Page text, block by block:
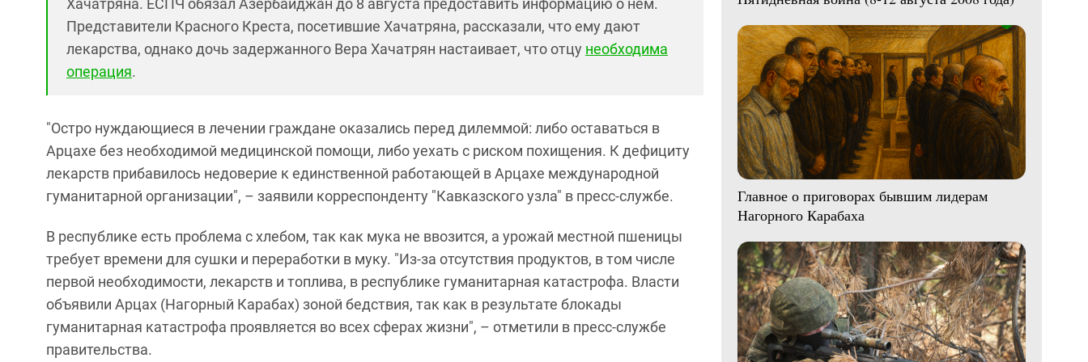
Хачатряна. ЕСПЧ обязал Азербайджан до 8 августа предоставить информацию о нем.
Представители Красного Креста, посетившие Хачатряна, рассказали, что ему дают
лекарства, однако дочь задержанного Вера Хачатрян настаивает, что отцу необходима
операция.
"Остро нуждающиеся в лечении граждане оказались перед дилеммой: либо оставаться в
Арцахе без необходимой медицинской помощи, либо уехать с риском похищения. К дефициту
лекарств прибавилось недоверие к единственной работающей в Арцахе международной
гуманитарной организации", – заявили корреспонденту "Кавказского узла" в пресс-службе.
В республике есть проблема с хлебом, так как мука не ввозится, а урожай местной пшеницы
требует времени для сушки и переработки в муку. "Из-за отсутствия продуктов, в том числе
первой необходимости, лекарств и топлива, в республике гуманитарная катастрофа. Власти
объявили Арцах (Нагорный Карабах) зоной бедствия, так как в результате блокады
гуманитарная катастрофа проявляется во всех сферах жизни", – отметили в пресс-службе
правительства.
Главное о приговорах бывшим лидерам
Нагорного Карабаха